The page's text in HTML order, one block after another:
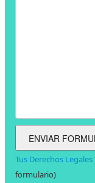
Tus Derechos Legales
formulario)